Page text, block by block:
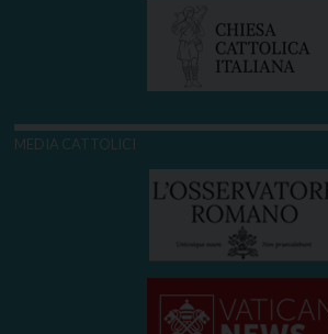
MEDIA CATTOLICI